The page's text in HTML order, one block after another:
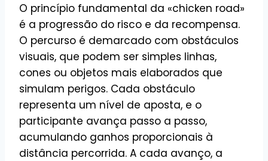
O princípio fundamental da «chicken road»
é a progressão do risco e da recompensa.
O percurso é demarcado com obstáculos
visuais, que podem ser simples linhas,
cones ou objetos mais elaborados que
simulam perigos. Cada obstáculo
representa um nível de aposta, e o
participante avança passo a passo,
acumulando ganhos proporcionais à
distância percorrida. A cada avanço, a